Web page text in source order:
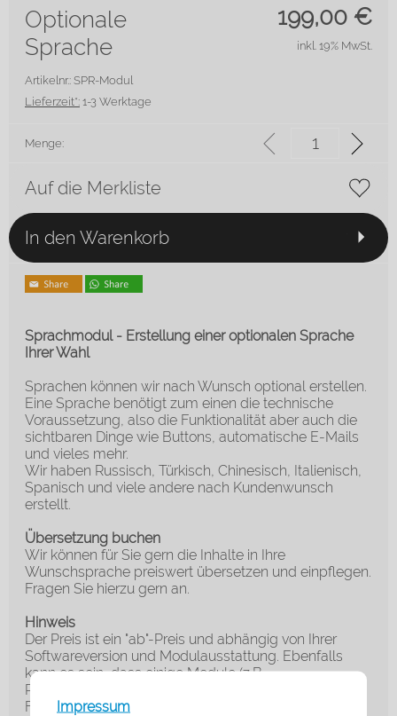
Impressum
199,00 €
Optionale
Sprache
Artikelnr.: SPR-Modul
Lieferzeit*: 1-3 Werktage
inkl. 19% MwSt.
Menge:
Auf die Merkliste
In den Warenkorb
Sprachmodul - Erstellung einer optionalen Sprache
Ihrer Wahl
Sprachen können wir nach Wunsch optional erstellen.
Eine Sprache benötigt zum einen die technische
Voraussetzung, also die Funktionalität aber auch die
sichtbaren Dinge wie Buttons, automatische E-Mails
und vieles mehr.
Wir haben Russisch, Türkisch, Chinesisch, Italienisch,
Spanisch und viele andere nach Kundenwunsch
erstellt.
Übersetzung buchen
Wir können für Sie gern die Inhalte in Ihre
Wunschsprache preiswert übersetzen und einpflegen.
Fragen Sie hierzu gern an.
Hinweis
Der Preis ist ein "ab"-Preis und abhängig von Ihrer
Softwareversion und Modulausstattung. Ebenfalls
kann es sein, dass einige Module (z.B.
Portalfähigkeiten) nicht sprachenabhängig sind.)
Fragen Sie hierzu gern vorab an.